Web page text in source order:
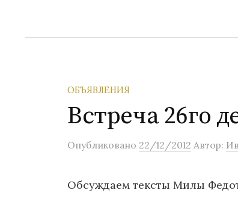
ОБЪЯВЛЕНИЯ
Встреча 26го
Опубликовано 22/12/2012 Автор:
Обсуждаем тексты Милы